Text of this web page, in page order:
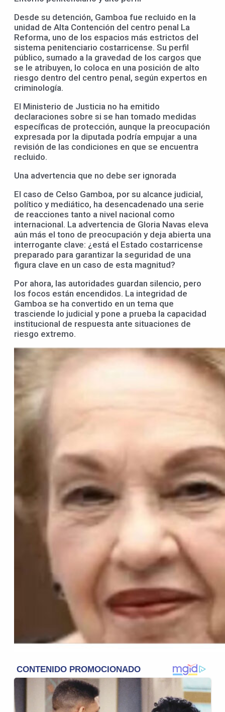
Desde su detención, Gamboa fue recluido en la
unidad de Alta Contención del centro penal La
Reforma, uno de los espacios más estrictos del
sistema penitenciario costarricense. Su perfil
público, sumado a la gravedad de los cargos que
se le atribuyen, lo coloca en una posición de alto
riesgo dentro del centro penal, según expertos en
criminología.
El Ministerio de Justicia no ha emitido
declaraciones sobre si se han tomado medidas
específicas de protección, aunque la preocupación
expresada por la diputada podría empujar a una
revisión de las condiciones en que se encuentra
recluido.
Una advertencia que no debe ser ignorada
El caso de Celso Gamboa, por su alcance judicial,
político y mediático, ha desencadenado una serie
de reacciones tanto a nivel nacional como
internacional. La advertencia de Gloria Navas eleva
aún más el tono de preocupación y deja abierta una
interrogante clave: ¿está el Estado costarricense
preparado para garantizar la seguridad de una
figura clave en un caso de esta magnitud?
Por ahora, las autoridades guardan silencio, pero
los focos están encendidos. La integridad de
Gamboa se ha convertido en un tema que
trasciende lo judicial y pone a prueba la capacidad
institucional de respuesta ante situaciones de
riesgo extremo.